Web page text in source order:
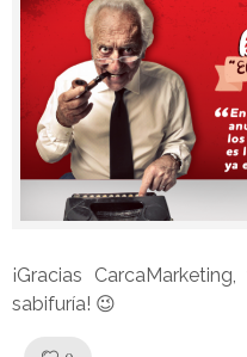
¡Gracias
sabifuría! 😉